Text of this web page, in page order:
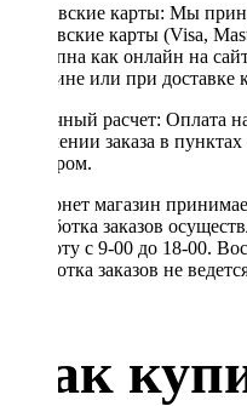
Банковские карты: Мы
банковские карты (Visa,
доступна как онлайн на
магазине или при доставке
Наличный расчет: Оплата
получении заказа в
курьером.
Интернет магазин
Обработка заказов
Субботу с 9-00 до 18-00.
обработка заказов не
Как